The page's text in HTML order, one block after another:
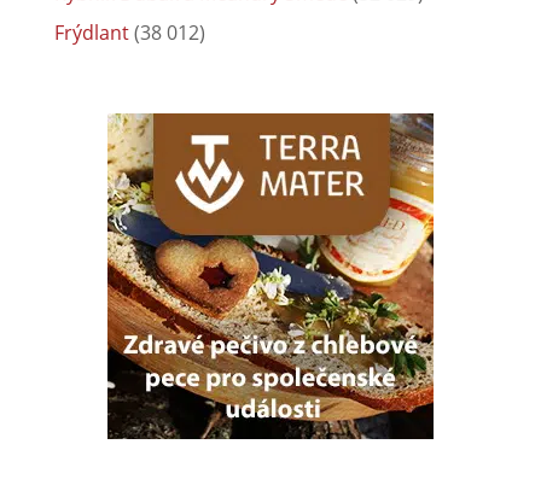
Frýdlant(38 012)